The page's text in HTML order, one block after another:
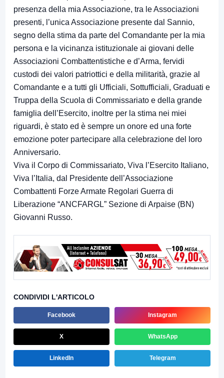
presenza della mia Associazione, tra le Associazioni
presenti, l’unica Associazione presente dal Sannio,
segno della stima da parte del Comandante per la mia
persona e la vicinanza istituzionale ai giovani delle
Associazioni Combattentistiche e d’Arma, fervidi
custodi dei valori patriottici e della militarità, grazie al
Comandante e a tutti gli Ufficiali, Sottufficiali, Graduati e
Truppa della Scuola di Commissariato e della grande
famiglia dell’Esercito, inoltre per la stima nei miei
riguardi, è stato ed è sempre un onore ed una forte
emozione poter partecipare alla celebrazione del loro
Anniversario.
Viva il Corpo di Commissariato, Viva l’Esercito Italiano,
Viva l’Italia, dal Presidente dell’Associazione
Combattenti Forze Armate Regolari Guerra di
Liberazione “ANCFARGL” Sezione di Arpaise (BN)
Giovanni Russo.
CONDIVIDI L'ARTICOLO
Facebook Instagram
X WhatsApp
LinkedIn Telegram